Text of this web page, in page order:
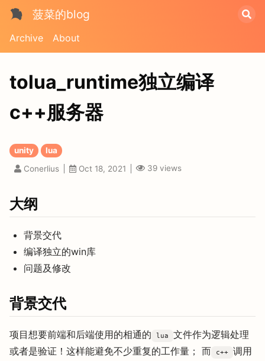
菠菜的blog
Archive About
tolua_runtime独立编译
c++服务器
unity
lua
Conerlius
Oct 18, 2021 39 views
大纲
背景交代
编译独立的win库
问题及修改
背景交代
项目想要前端和后端使用的相通的 lua
文件作为逻辑处理
或者是验证！这样能避免不少重复的工作量； 而
c++ 调用